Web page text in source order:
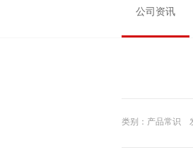
公司资讯
类别：产品常识